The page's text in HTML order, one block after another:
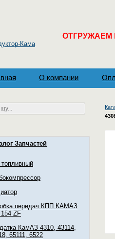
ОТГРУЖАЕМ
О компании
Запчастей
топливный
передач КПП КАМАЗ
154 ZF
КамАЗ 4310, 43114,
65111, 6522